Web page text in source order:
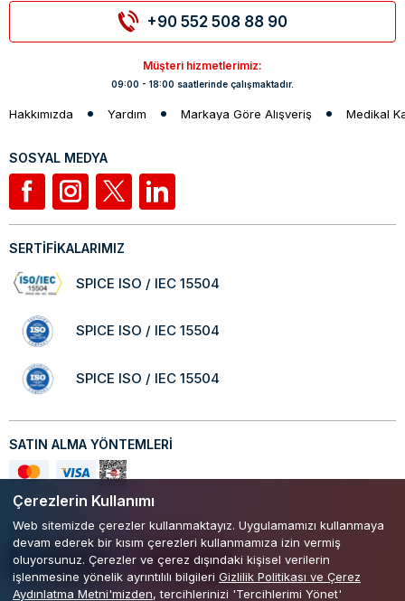
Çerezlerin Kullanımı
Web sitemizde çerezler kullanmaktayız. Uygulamamızı kullanmaya
devam ederek bir kısım çerezleri kullanmamıza izin vermiş
oluyorsunuz. Çerezler ve çerez dışındaki kişisel verilerin
işlenmesine yönelik ayrıntılılı bilgileri Gizlilik Politikası ve Çerez
Aydınlatma Metni'mizden, tercihlerinizi 'Tercihlerimi Yönet'
+90 552 508 88 90
Müşteri hizmetlerimiz:
09:00 - 18:00 saatlerinde çalışmaktadır.
Hakkımızda Yardım Markaya Göre Alışveriş Medikal
SOSYAL MEDYA
SERTİFİKALARIMIZ
SPICE ISO / IEC 15504
SPICE ISO / IEC 15504
SPICE ISO / IEC 15504
SATIN ALMA YÖNTEMLERİ
Mobil Uygulamamızı Keşfedin!